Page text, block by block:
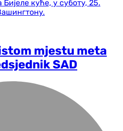
mjestu meta
SAD